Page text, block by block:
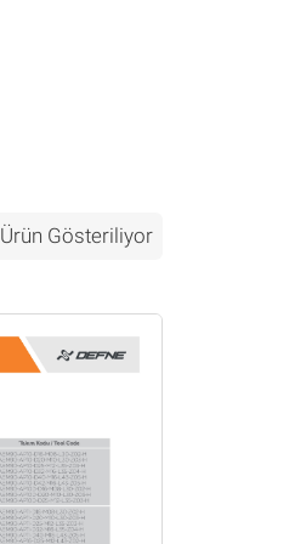
Ürün Gösteriliyor